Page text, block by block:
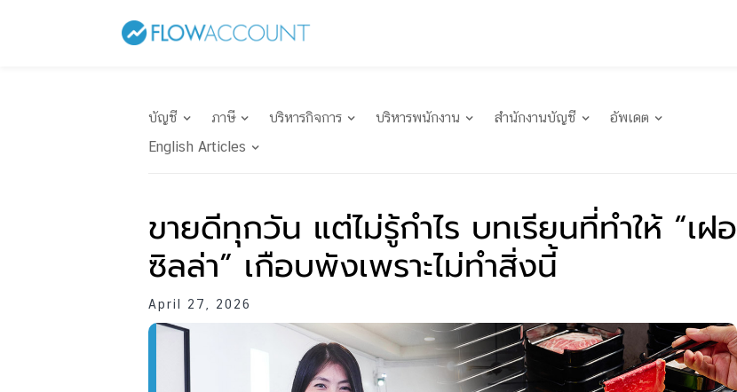
บัญชี ภาษี บริหารกิจการ บริหารพนักงาน สำนักงานบัญชี
อัพเดต
English Articles
ขายดีทุกวัน แต่ไม่รู้กำไร บทเรียนที่ทำให้ “เฝอ
ซิลล่า” เกือบพังเพราะไม่ทำสิ่งนี้
April 27, 2026